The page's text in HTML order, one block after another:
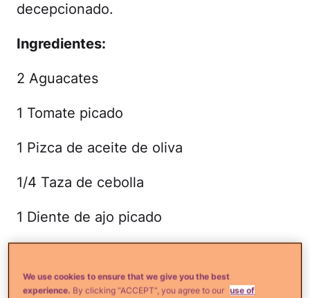
decepcionado.
Ingredientes:
2 Aguacates
1 Tomate picado
1 Pizca de aceite de oliva
1/4 Taza de cebolla
1 Diente de ajo picado
1 Ramita de cilantro
We use cookies to ensure that we give you the best
experience. By clicking “ACCEPT”, you agree to our use of